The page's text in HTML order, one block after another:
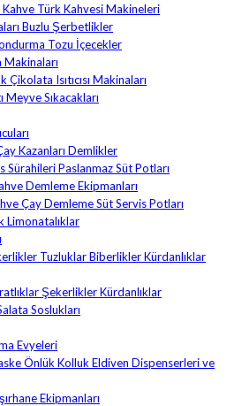
Türk Kahvesi Makineleri
Buzlu Şerbetlikler
Tozu İçecekler
Makinaları
Çikolata Isıtıcısı Makinaları
Meyve Sıkacakları
Kazanları Demlikler
Sürahileri Paslanmaz Süt Potları
Demleme Ekipmanları
Çay Demleme Süt Servis Potları
Limonatalıklar
Tuzluklar Biberlikler Kürdanlıklar
Şekerlikler Kürdanlıklar
Soslukları
Evyeleri
Önlük Kolluk Eldiven Dispenserleri ve
Ekipmanları